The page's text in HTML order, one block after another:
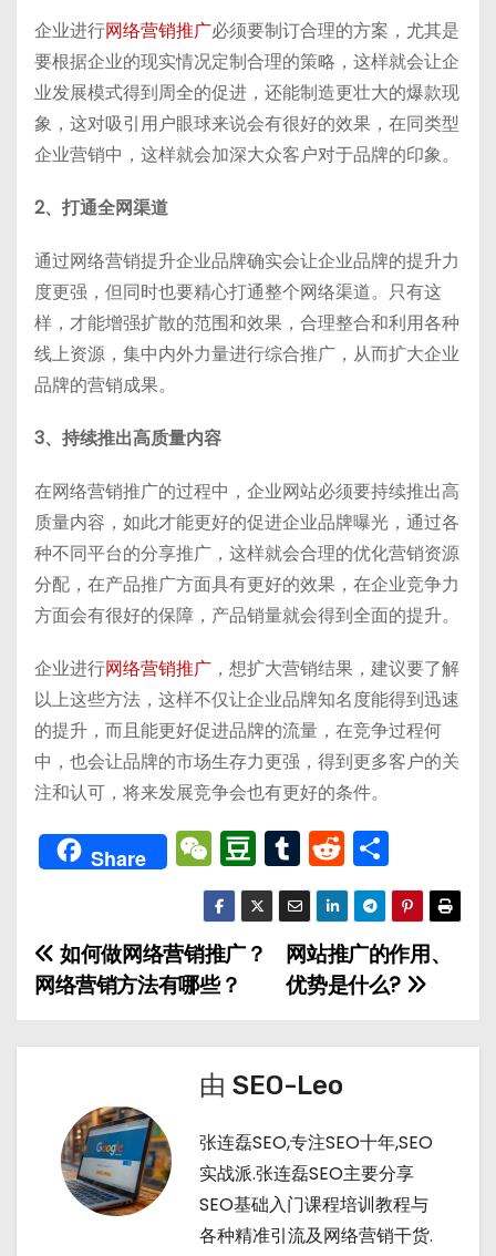
企业进行网络营销推广必须要制订合理的方案，尤其是
要根据企业的现实情况定制合理的策略，这样就会让企
业发展模式得到周全的促进，还能制造更壮大的爆款现
象，这对吸引用户眼球来说会有很好的效果，在同类型
企业营销中，这样就会加深大众客户对于品牌的印象。
2、打通全网渠道
通过网络营销提升企业品牌确实会让企业品牌的提升力
度更强，但同时也要精心打通整个网络渠道。只有这
样，才能增强扩散的范围和效果，合理整合和利用各种
线上资源，集中内外力量进行综合推广，从而扩大企业
品牌的营销成果。
3、持续推出高质量内容
在网络营销推广的过程中，企业网站必须要持续推出高
质量内容，如此才能更好的促进企业品牌曝光，通过各
种不同平台的分享推广，这样就会合理的优化营销资源
分配，在产品推广方面具有更好的效果，在企业竞争力
方面会有很好的保障，产品销量就会得到全面的提升。
企业进行网络营销推广 ，想扩大营销结果，建议要了解
以上这些方法，这样不仅让企业品牌知名度能得到迅速
的提升，而且能更好促进品牌的流量，在竞争过程何
中，也会让品牌的市场生存力更强，得到更多客户的关
注和认可，将来发展竞争会也有更好的条件。
Share W
e
C
h
a
D
o
u
b
T
u
m
bl
r
R
e
d
di
t
享
文
章
导
网站推广的作用、
优势是什么?
如何做网络营销推广？
网络营销方法有哪些？
由 SEO-Leo
张连磊SEO,专注SEO十年,SEO
实战派.张连磊SEO主要分享
SEO基础入门课程培训教程与
各种精准引流及网络营销干货.